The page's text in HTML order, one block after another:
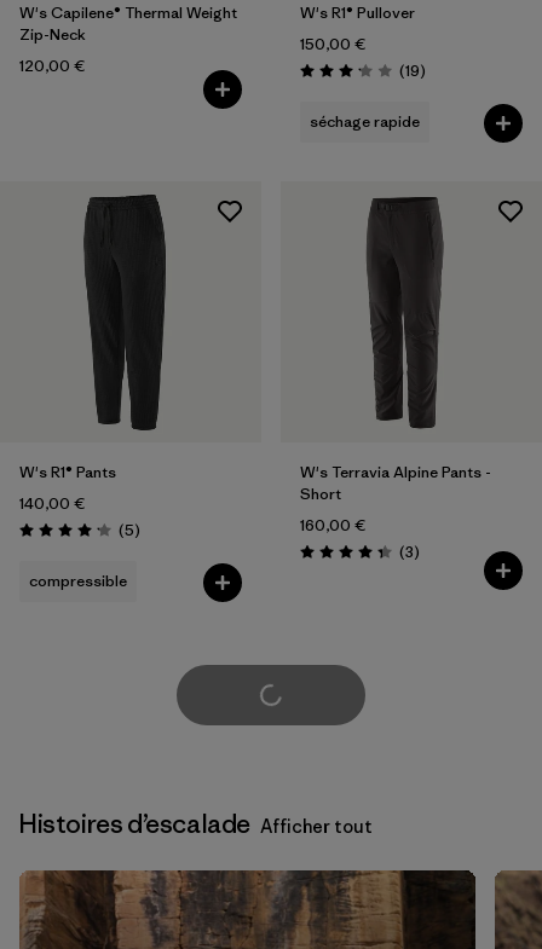
W's Capilene® Thermal Weight
Zip-Neck
120,00 €
W's R1® Pullover
150,00 €
Évaluation: 3.2 / 5
(19Avis
)
séchage rapide
W's R1® Pants
140,00 €
Évaluation: 4.2 / 5
(5Avis
)
compressible
W's Terravia Alpine Pants -
Short
160,00 €
Évaluation: 4.3 / 5
(3Avis
)
Voir plus
Histoires d’escalade Afficher tout